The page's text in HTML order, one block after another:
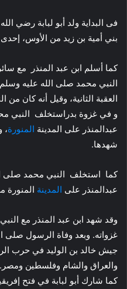
فى البداية ولد أبو لبابة رضي
بني أمية بن زيد من الأوس، إحدى
كما أسلم ابن عبد المنذر مع
النبي محمد صلى الله عليه وسلم
العقبة الثانية، وقيل أنه كان من
و في غزوة بدراستخلف النبي
عبدالمنذر على المدينة المنورة،
شهدها.
كما استخلف النبي محمد صلى
عبدالمنذر على المدينة المنورة
وقد شهد ابن عبد المنذر مع
غزواته. وبعد وفاة الرسول صلى
جيش خالد بن الوليد في حرب
والعراق والشام وفلسطين ومصر.
كما شارك أبو لبابة في فتح